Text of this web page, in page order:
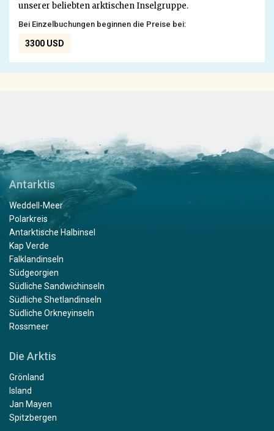
unserer beliebten arktischen Inselgruppe.
Bei Einzelbuchungen beginnen die Preise bei:
3300 USD
Antarktis
Weddell-Meer
Polarkreis
Antarktische Halbinsel
Kap Verde
Falklandinseln
Südgeorgien
Südliche Sandwichinseln
Südliche Shetlandinseln
Südliche Orkneyinseln
Rossmeer
Die Arktis
Grönland
Island
Jan Mayen
Spitzbergen